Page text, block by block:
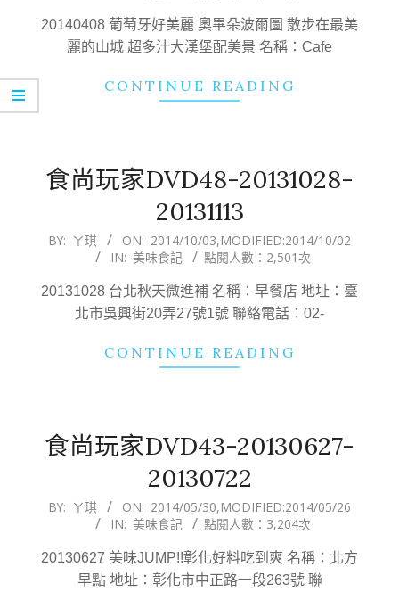
19
20140408 葡萄牙好美麗 奧畢朵波爾圖 散步在最美
麗的山城 超多汁大漢堡配美景 名稱：Cafe
CONTINUE READING
食尚玩家DVD48-20131028-
20131113
2014-
03
BY: ㄚ琪 ON: 2014/10/03,MODIFIED:2014/10/02
IN: 美味食記 點閱人數：2,501次
20131028 台北秋天微進補 名稱：早餐店 地址：臺
北市吳興街20弄27號1號 聯絡電話：02-
CONTINUE READING
食尚玩家DVD43-20130627-
20130722
2014-
30
BY: ㄚ琪 ON: 2014/05/30,MODIFIED:2014/05/26
IN: 美味食記 點閱人數：3,204次
20130627 美味JUMP!!彰化好料吃到爽 名稱：北方
早點 地址：彰化市中正路一段263號 聯